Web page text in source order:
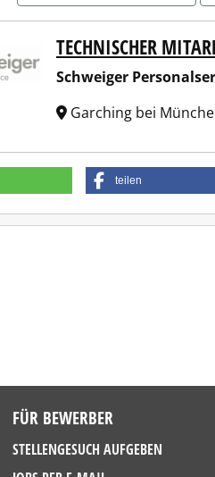
Personalservice
TECHNISCHER
Schweiger
Garching bei
teilen
FÜR BEWERBER
STELLENGESUCH AUFGEBEN